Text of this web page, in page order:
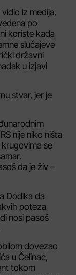
iz medija,
po
koriste kada
slučajeve
državni
u izjavi
stvar, jer je
nije niko ništa
se
da je živ –
Dodika da
poteza
nosi pasoš
dovezao
u Čelinac,
tokom